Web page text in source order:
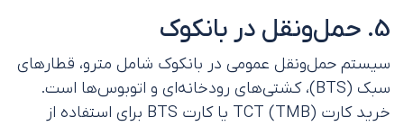
5. حمل‌ونقل در بانکوک
سیستم حمل‌ونقل عمومی در بانکوک شامل مترو، قطارهای
سبک (BTS)، کشتی‌های رودخانه‌ای و اتوبوس‌ها است.
خرید کارت TCT (TMB) یا کارت BTS برای استفاده از